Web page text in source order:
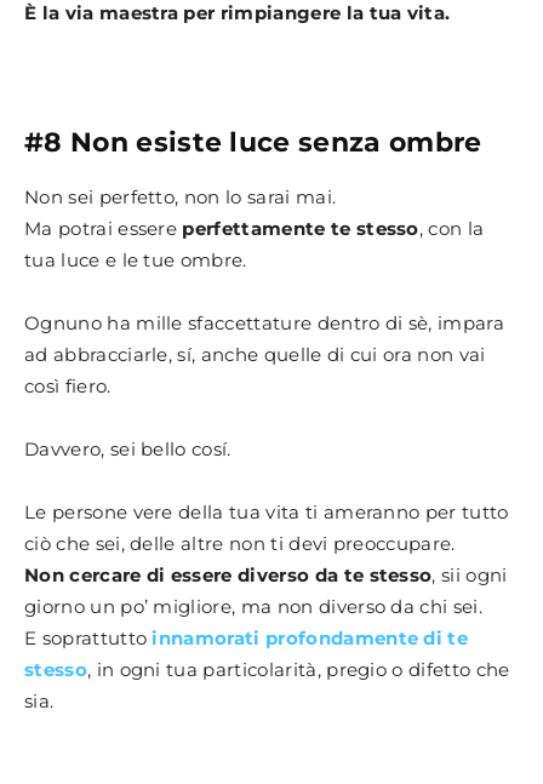
È la via maestra per rimpiangere la tua vita.
#8 Non esiste luce senza ombre
Non sei perfetto, non lo sarai mai.
Ma potrai essere perfettamente te stesso, con la
tua luce e le tue ombre.
Ognuno ha mille sfaccettature dentro di sè, impara
ad abbracciarle, sí, anche quelle di cui ora non vai
così fiero.
Davvero, sei bello cosí.
Le persone vere della tua vita ti ameranno per tutto
ciò che sei, delle altre non ti devi preoccupare.
Non cercare di essere diverso da te stesso, sii ogni
giorno un po’ migliore, ma non diverso da chi sei.
E soprattuttoinnamorati profondamente di te
stesso, in ogni tua particolarità, pregio o difetto che
sia.